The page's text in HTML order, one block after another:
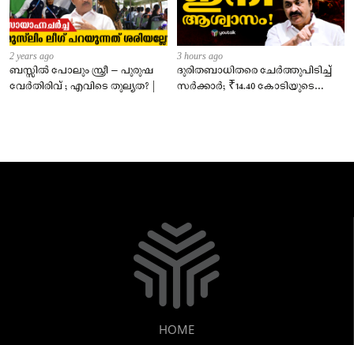
2 years ago
ബസ്സിൽ പോലും സ്ത്രീ – പുരുഷ
വേർതിരിവ് ; എവിടെ തുല്യത? |
3 hours ago
ദുരിതബാധിതരെ ചേർത്തുപിടിച്ച്
സർക്കാർ; ₹14.40 കോടിയുടെ
HOME